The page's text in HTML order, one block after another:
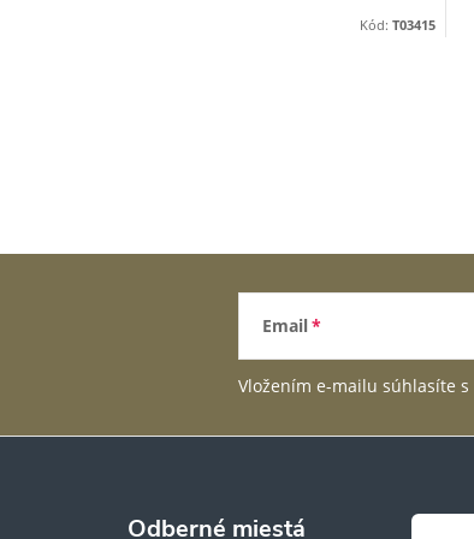
Kód: T03415
Email
Vložením e-mailu súhlasíte s
Odberné miestá